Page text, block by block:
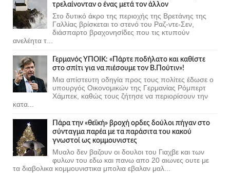
τρελαίνονταν ο ένας μετά τον άλλον
Στο δυτικό άκρο της περιοχής της Βρετάνης της
Γαλλίας βρίσκεται το στενό του Ραζ-ντε-Σεν,
διάσπαρτο βραχονησίδες που τις κτυπούν
ανελέητα τ...
Γερμανός ΥΠΟΙΚ: «Πάρτε ποδήλατο και καθίστε
στο σπίτι για να πιέσουμε τον Β.Πούτιν»!
Μια απίστευτη οδηγία προς τους πολίτες έδωσε ο
υπουργός Οικονομικών της Γερμανίας Ρόμπερτ
Χάμπεκ, καθώς τους ζήτησε να περιορίσουν την
κατα...
Πάρα την «θεϊκή» βροχή ορδες δούλοι πήγαν στο
σύνταγμα παρέα με τα παράσιτα του κακού
γνωστοί ως κομμουνιστες
Μυαλο δεν βαζουν οι δουλοι του Γιαχβε και των
φυλων του εδω και πανω απο 20 αιωνες ουτε με
τα διαβολικα κομμουνιστικα μπολια εβαλαν μαλ...